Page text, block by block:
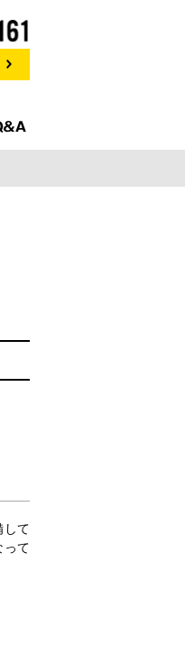
して
って